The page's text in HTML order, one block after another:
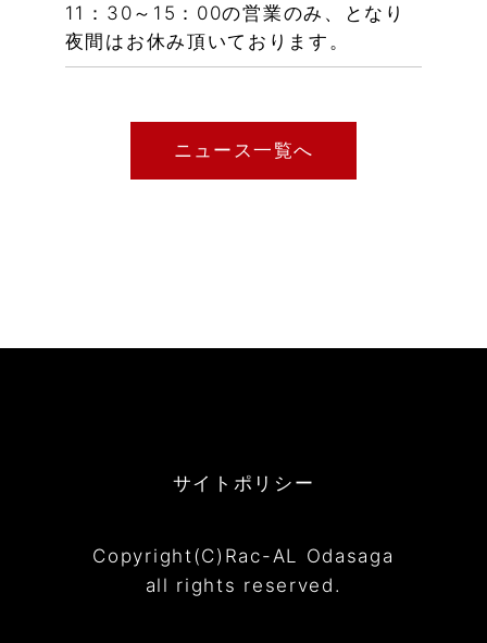
11：30～15：00の営業のみ、となり
夜間はお休み頂いております。
ニュース一覧へ
サイトポリシー
Copyright(C)Rac-AL Odasaga
all rights reserved.